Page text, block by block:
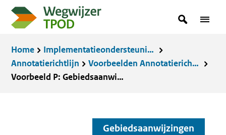
Overslaan
inhoud
gaan
zoekterm
in
Zoeken Menu
Kruimelpad
Home
Implementatieondersteuning
Annotatierichtlijn
Voorbeelden Annotatierichtlijn
Voorbeeld P: Gebiedsaanwijzing wegens typering van gebied (1)
Gebiedsaanwijzingen